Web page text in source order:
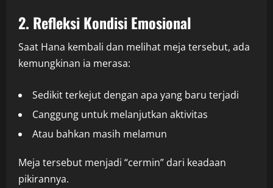
2. Refleksi Kondisi Emosional
Saat Hana kembali dan melihat meja tersebut, ada
kemungkinan ia merasa:
Sedikit terkejut dengan apa yang baru terjadi
Canggung untuk melanjutkan aktivitas
Atau bahkan masih melamun
Meja tersebut menjadi “cermin” dari keadaan
pikirannya.